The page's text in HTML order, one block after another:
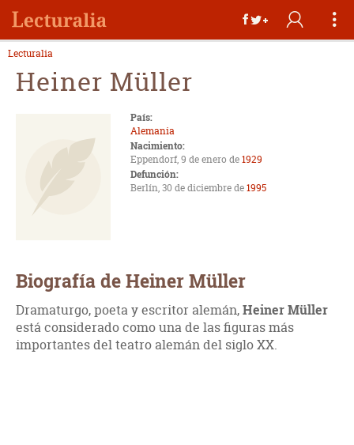
Lecturalia
Heiner Müller
País:
Alemania
Nacimiento:
Eppendorf, 9 de enero de1929
Defunción:
Berlín, 30 de diciembre de1995
Biografía de Heiner Müller
Dramaturgo, poeta y escritor alemán,Heiner Müller
está considerado como una de las figuras más
importantes del teatro alemán del siglo XX.